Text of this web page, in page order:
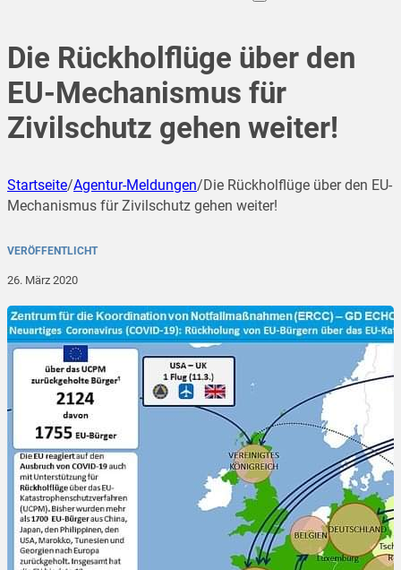
Die Rückholflüge über den
EU-Mechanismus für
Zivilschutz gehen weiter!
Startseite/Agentur-Meldungen/Die Rückholflüge über den EU-
Mechanismus für Zivilschutz gehen weiter!
VERÖFFENTLICHT
26. März 2020